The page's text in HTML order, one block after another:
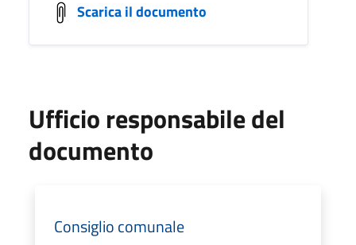
Scarica il documento
Ufficio responsabile del
documento
Consiglio comunale